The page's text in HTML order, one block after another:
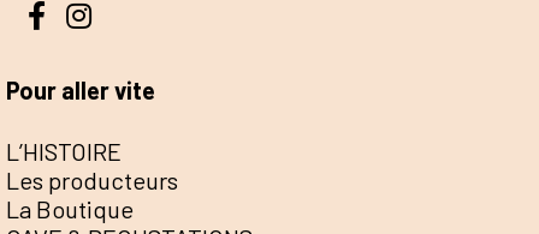
Pour aller vite
L’HISTOIRE
Les producteurs
La Boutique